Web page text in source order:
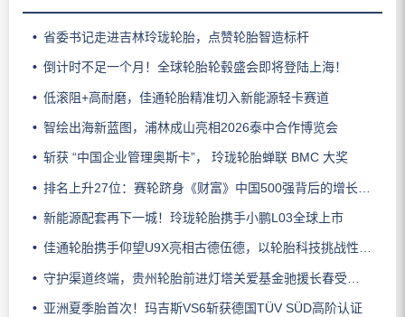
省委书记走进吉林玲珑轮胎，点赞轮胎智造标杆
倒计时不足一个月！全球轮胎轮毂盛会即将登陆上海！
低滚阻+高耐磨，佳通轮胎精准切入新能源轻卡赛道
智绘出海新蓝图，浦林成山亮相2026泰中合作博览会
斩获 “中国企业管理奥斯卡”， 玲珑轮胎蝉联 BMC 大奖
排名上升27位：赛轮跻身《财富》中国500强背后的增长逻辑
新能源配套再下一城！玲珑轮胎携手小鹏L03全球上市
佳通轮胎携手仰望U9X亮相古德伍德，以轮胎科技挑战性能边界
守护渠道终端，贵州轮胎前进灯塔关爱基金驰援长春受灾门店
亚洲夏季胎首次！玛吉斯VS6斩获德国TÜV SÜD高阶认证